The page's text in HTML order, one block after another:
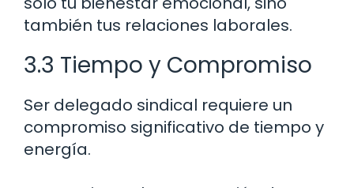
también tus relaciones laborales.
3.3 Tiempo y Compromiso
Ser delegado sindical requiere un
compromiso significativo de tiempo y
energía.